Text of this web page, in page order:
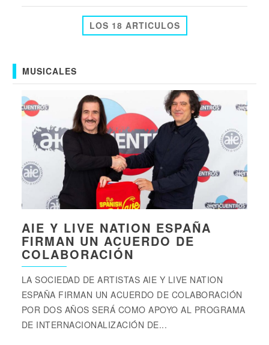
LOS 18 ARTICULOS
MUSICALES
AIE Y LIVE NATION ESPAÑA
FIRMAN UN ACUERDO DE
COLABORACIÓN
LA SOCIEDAD DE ARTISTAS AIE Y LIVE NATION
ESPAÑA FIRMAN UN ACUERDO DE COLABORACIÓN
POR DOS AÑOS SERÁ COMO APOYO AL PROGRAMA
DE INTERNACIONALIZACIÓN DE...